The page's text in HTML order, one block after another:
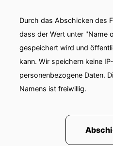
Durch das Abschicken des
dass der Wert unter "Name
gespeichert wird und
kann. Wir speichern keine
personenbezogene Daten.
Namens ist freiwillig.